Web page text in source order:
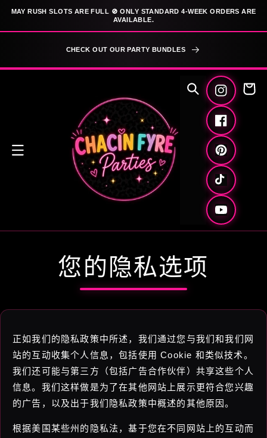
跳到内
MAY RUSH SLOTS ARE FULL 🚫 ONLY STANDARD 4-WEEK ORDERS ARE
AVAILABLE.
CHECK OUT OUR PARTY BUNDLES
Instagram
Facebook
Pinterest
TikTok
YouTube
购
物
您的隐私选项
正如我们的隐私政策中所述，我们通过您与我们和我们网
站的互动收集个人信息，包括使用 Cookie 和类似技术。
我们还可能与第三方（包括广告合作伙伴）共享这些个人
信息。我们这样做是为了在其他网站上展示更符合您兴趣
的广告，以及出于我们隐私政策中概述的其他原因。
根据美国某些州的隐私法，基于您在不同网站上的互动而